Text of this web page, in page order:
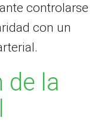
controlarse
con un
de la